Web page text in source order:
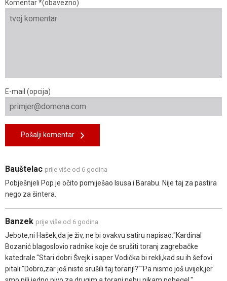
Komentar *(obavezno)
E-mail (opcija)
Pošalji komentar
Bauštelac prije više od 6 godina
Pobješnjeli Pop je očito pomiješao Isusa i Barabu. Nije taj za pastira
nego za šintera.
Banzek prije više od 6 godina
Jebote,ni Hašek,da je živ, ne bi ovakvu satiru napisao:"Kardinal
Bozanić blagoslovio radnike koje će srušiti toranj zagrebačke
katedrale."Stari dobri Švejk i saper Vodička bi rekli,kad su ih šefovi
pitali:"Dobro,zar još niste srušili taj toranj!?""Pa nismo još uvijek,jer